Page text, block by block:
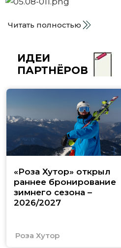
Читать полностью
ИДЕИ
ПАРТНЁРОВ
«Роза Хутор» открыл
раннее бронирование
зимнего сезона –
2026/2027
Роза Хутор